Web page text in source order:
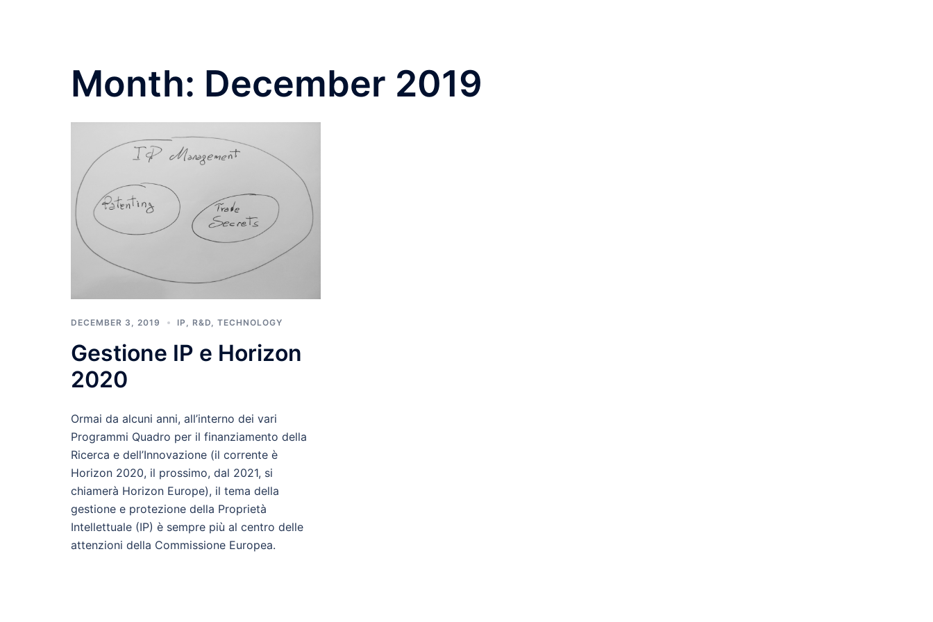
Month: December 2019
DECEMBER 3, 2019 IP R&D TECHNOLOGY
Gestione IP e Horizon
2020
Ormai da alcuni anni, all’interno dei vari
Programmi Quadro per il finanziamento della
Ricerca e dell’Innovazione (il corrente è
Horizon 2020, il prossimo, dal 2021, si
chiamerà Horizon Europe), il tema della
gestione e protezione della Proprietà
Intellettuale (IP) è sempre più al centro delle
attenzioni della Commissione Europea.